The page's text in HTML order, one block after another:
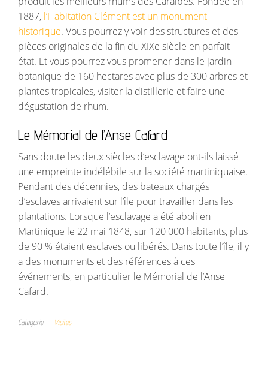
1887, l’Habitation Clément est un monument
historique. Vous pourrez y voir des structures et des
pièces originales de la fin du XIXe siècle en parfait
état. Et vous pourrez vous promener dans le jardin
botanique de 160 hectares avec plus de 300 arbres et
plantes tropicales, visiter la distillerie et faire une
dégustation de rhum.
Le Mémorial de l’Anse Cafard
Sans doute les deux siècles d’esclavage ont-ils laissé
une empreinte indélébile sur la société martiniquaise.
Pendant des décennies, des bateaux chargés
d’esclaves arrivaient sur l’île pour travailler dans les
plantations. Lorsque l’esclavage a été aboli en
Martinique le 22 mai 1848, sur 120 000 habitants, plus
de 90 % étaient esclaves ou libérés. Dans toute l’île, il y
a des monuments et des références à ces
événements, en particulier le Mémorial de l’Anse
Cafard.
Catégorie Visites